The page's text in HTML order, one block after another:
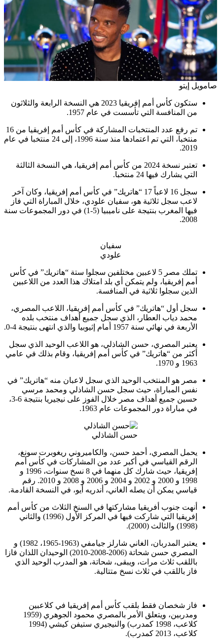
صامويل إيتو
ستكون كأس أمم إفريقيا 2023 هي النسخة الرابعة والثلاثون
من المنافسة التي تأسست في عام 1957.
تم رفع عدد المنتخبات المشاركة في كأس أمم إفريقيا من 16
منتخبا، التي تم اعتمادها منذ سنة 1996، إلى 24 منتخبا في عام
2019.
تعتبر نسخة 2024 من كأس أمم إفريقيا، هي النسخة الثالثة
التي يشارك فيها 24 منتخبا.
سجل 16 لاعباً 17 “هاتريك” في كأس أمم إفريقيا، وكان آخر
لاعب سجل ثلاثية هو، سفيان علودي، خلال المباراة التي فاز
فيها المغرب بنتيجة على ناميبيا (5-1) في دور المجموعات سنة
2008.
سفيان
علودي
تملك مصر 5 لاعبين مختلفين سجلوا ستة “هاتريك” في كأس
أمم إفريقيا، ولم يتمكن أي بلد امتلاك هذا العدد من اللاعبين
الذين سجلوا ثلاثية في المنافسة.
سجل أول “هاتريك” في كأس أمم إفريقيا، اللاعب المصري،
محمد دياب العطار، الذي سجل جميع أهداف منتخب بلده
الأربعة في نهائي سنة 1957 أمام إثيوبيا والذي انتهى بنتيجة 4-0.
يعتبر المصري، حسن الشاذلي، هو اللاعب الوحيد الذي سجل
أكثر من “هاتريك” في كأس أمم إفريقيا، وقام بذلك في عامي
1963 و 1970.
مصر هو المنتخب الوحيد الذي سجل لاعبان منه “هاتريك” في
نفس المباراة، حيث سجل حسن الشاذلي ومحمد مرسي
حسين جميع أهداف مصر خلال الفوز على نيجيريا بنتيجة 6-3،
في مباراة دور المجموعات عام 1963.
حسن الشاذلي
يحمل المصري، أحمد حسن، والكاميروني ريغوبرت سونغ،
الرقم القياسي في أكبر عدد من المشاركات في كأس أمم
إفريقيا، حيث شارك كل منهما في 8 نسخ سنوات، 1996 و
1998 و 2000 و 2002 و 2004 و 2006 و 2008 و 2010. رقم
قياسي يمكن أن يصله الغاني، أندريه أيو، في النسخة القادمة.
أنهت جنوب أفريقيا مشاركتها في السنخ الثلاث من كأس أمم
إفريقيا التي شاركت فيها في المركز الأول (1996) والثاني
(1998) والثالث (2000).
يعتبر المدربان، الغاني شارلز جيامفي (1963-1965، 1982) و
المصري حسن شحاتة (2006-2008-2010) الوحيدان اللذان فازا
باللقب ثلاث مرات، ويبقى، شحاتة، هو المدرب الوحيد الذي
فاز باللقب في ثلاث نسخ متتالية.
فاز شخصان فقط بلقب كأس أمم إفريقيا في كلاعبين
ومدربين، ويتعلق الأمر بالمصري محمود الجوهري (1959
كلاعب، 1998 كمدرب) والنيجيري ستيفن كيشي (1994
كلاعب، 2013 كمدرب).